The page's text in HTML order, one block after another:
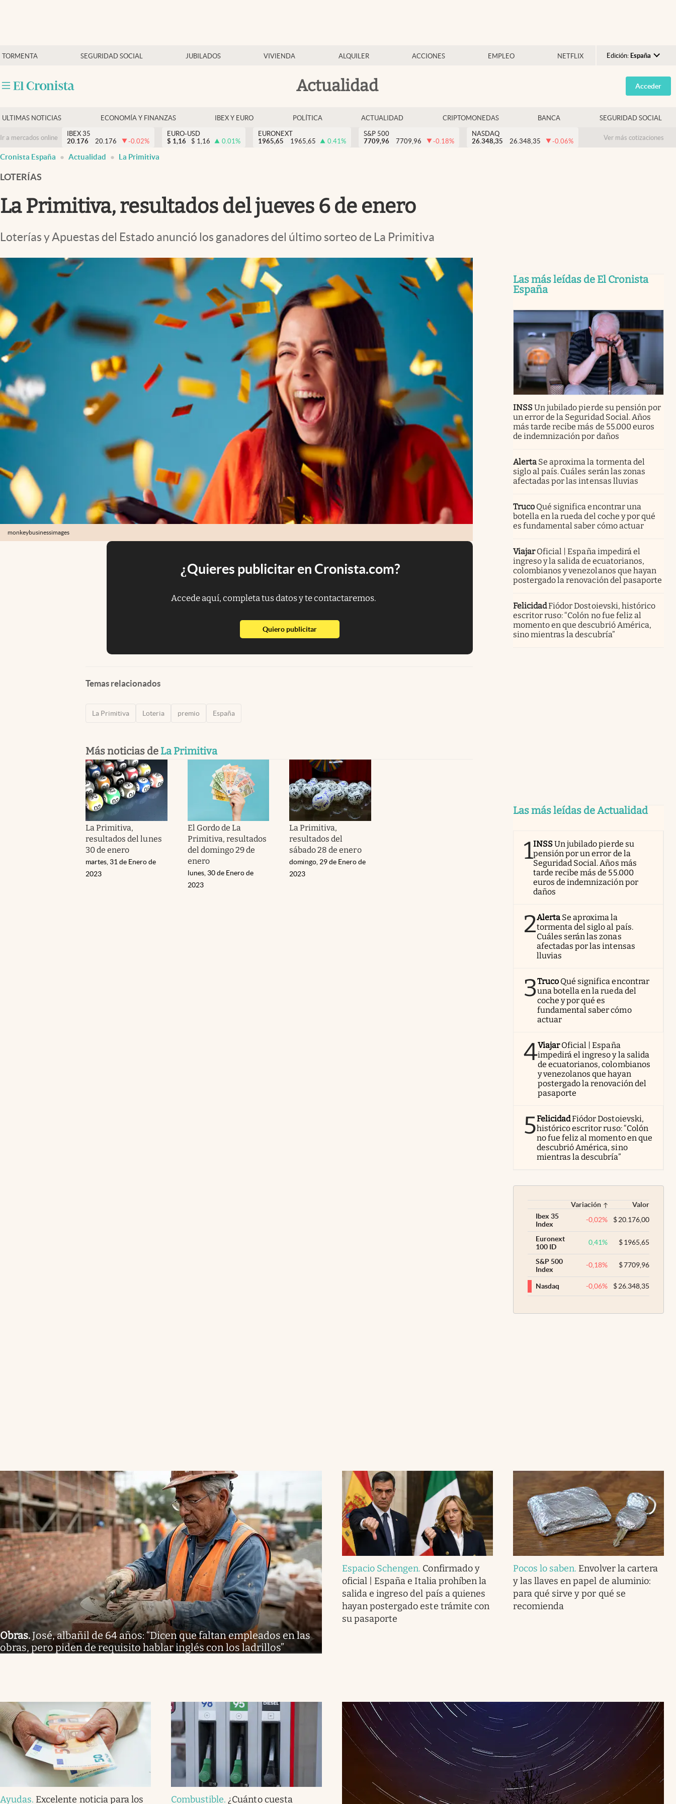
TORMENTA SEGURIDAD SOCIAL JUBILADOS VIVIENDA ALQUILER ACCIONES EMPLEO NETFLIX Edición: España
Argentina
España
USA
Colombia
Actualidad
Economía y finanzas
Criptomonedas
Acceder
ULTIMAS NOTICIAS ECONOMÍA Y FINANZAS IBEX Y EURO POLÍTICA ACTUALIDAD CRIPTOMONEDAS BANCA SEGURIDAD SOCIAL
Ir a mercados online
IBEX 35
20.176
20.176 -0.02%
EURO-USD
$ 1,16 $ 1,16 0.01%
EURONEXT
1965,65
1965,65 0.41%
S&P 500
7709,96
7709,96 -0.18%
NASDAQ
26.348,35
26.348,35 -0.06% Ver más cotizaciones
Cronista España Actualidad La Primitiva
LOTERÍAS
La Primitiva, resultados del jueves 6 de enero
Loterías y Apuestas del Estado anunció los ganadores del último sorteo de La Primitiva
monkeybusinessimages
¿Quieres publicitar en Cronista.com?
Accede aquí, completa tus datos y te contactaremos.
Quiero publicitarabre en nueva pestaña
Temas relacionados
La Primitiva Loteria premio España
Más noticias de La Primitiva
La Primitiva,
resultados del lunes
30 de enero
martes, 31 de Enero de
2023
El Gordo de La
Primitiva, resultados
del domingo 29 de
enero
lunes, 30 de Enero de
2023
La Primitiva,
resultados del
sábado 28 de enero
domingo, 29 de Enero de
2023
Las más leídas de El Cronista
España
INSSUn jubilado pierde su pensión por
un error de la Seguridad Social. Años
más tarde recibe más de 55.000 euros
de indemnización por daños
Alerta Se aproxima la tormenta del
siglo al país. Cuáles serán las zonas
afectadas por las intensas lluvias
Truco Qué significa encontrar una
botella en la rueda del coche y por qué
es fundamental saber cómo actuar
Viajar Oficial | España impedirá el
ingreso y la salida de ecuatorianos,
colombianos y venezolanos que hayan
postergado la renovación del pasaporte
FelicidadFiódor Dostoievski, histórico
escritor ruso: “Colón no fue feliz al
momento en que descubrió América,
sino mientras la descubría”
Las más leídas de Actualidad
1INSSUn jubilado pierde su
pensión por un error de la
Seguridad Social. Años más
tarde recibe más de 55.000
euros de indemnización por
daños
2Alerta Se aproxima la
tormenta del siglo al país.
Cuáles serán las zonas
afectadas por las intensas
lluvias
3Truco Qué significa encontrar
una botella en la rueda del
coche y por qué es
fundamental saber cómo
actuar
4Viajar Oficial | España
impedirá el ingreso y la salida
de ecuatorianos, colombianos
y venezolanos que hayan
postergado la renovación del
pasaporte
5FelicidadFiódor Dostoievski,
histórico escritor ruso: “Colón
no fue feliz al momento en que
descubrió América, sino
mientras la descubría”
Variación
Valor
Ibex 35
Index
-0,02% $20.176,00
Euronext
100 ID
0,41% $1965,65
S&P 500
Index
-0,18% $7709,96
Nasdaq -0,06% $26.348,35
Obras.José, albañil de 64 años: “Dicen que faltan empleados en las
obras, pero piden de requisito hablar inglés con los ladrillos”
Espacio Schengen. Confirmado y
oficial | España e Italia prohíben la
salida e ingreso del país a quienes
hayan postergado este trámite con
su pasaporte
Pocos lo saben. Envolver la cartera
y las llaves en papel de aluminio:
para qué sirve y por qué se
recomienda
Ayudas. Excelente noticia para los Combustible. ¿Cuánto cuesta